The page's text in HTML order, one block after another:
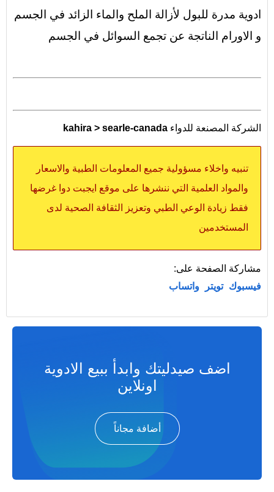
ادوية مدرة للبول لأزالة الملح والماء الزائد في الجسم
و الاورام الناتجة عن تجمع السوائل في الجسم
الشركة المصنعة للدواء kahira > searle-canada
تنبيه واخلاء مسؤولية جميع المعلومات الطبية والاسعار
والمواد العلمية التي ننشرها على موقع ايجبت دوا غرضها
فقط زيادة الوعي الطبي وتعزيز الثقافة الصحية لدى
المستخدمين
مشاركة الصفحة على:
فيسبوك تويتر واتساب
اضف صيدليتك وابدأ ببيع الادوية
اونلاين
أضافة مجاناً